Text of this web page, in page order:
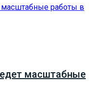
масштабные